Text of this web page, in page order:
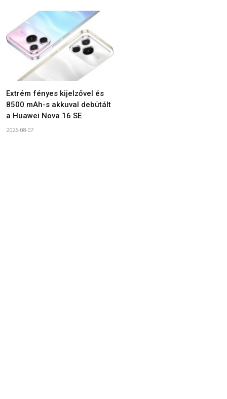
Extrém fényes kijelzővel és
8500 mAh-s akkuval debütált
a Huawei Nova 16 SE
2026-08-07